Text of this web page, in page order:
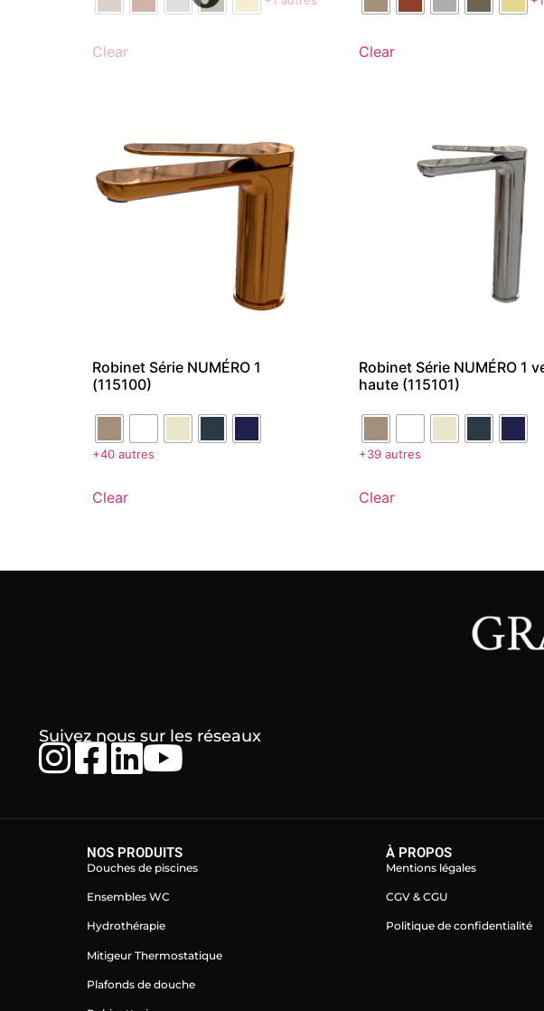
Clear Clear
Robinet Série NUMÉRO 1
(115100)
+40 autres
Clear
Robinet Série NUMÉRO 1
haute (115101)
+39 autres
Clear
Suivez nous sur les réseaux
NOS PRODUITS
Douches de piscines
Ensembles WC
Hydrothérapie
Mitigeur Thermostatique
Plafonds de douche
À PROPOS
Mentions légales
CGV & CGU
Politique de confidentialité